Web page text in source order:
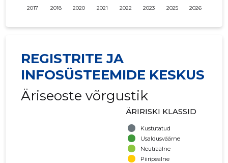
2017 2018 2020 2021 2022 2023 2025 2026
REGISTRITE JA
INFOSÜSTEEMIDE KESKUS
Äriseoste võrgustik
ÄRIRISKI KLASSID
Kustutatud
Usaldusväärne
Neutraalne
Piiripealne